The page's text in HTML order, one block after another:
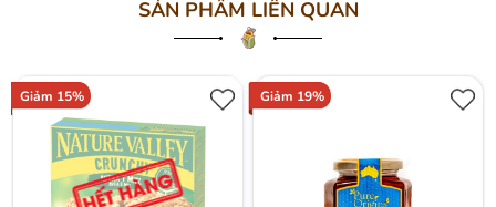
SẢN PHẨM LIÊN QUAN
Giảm 15% Giảm 19%